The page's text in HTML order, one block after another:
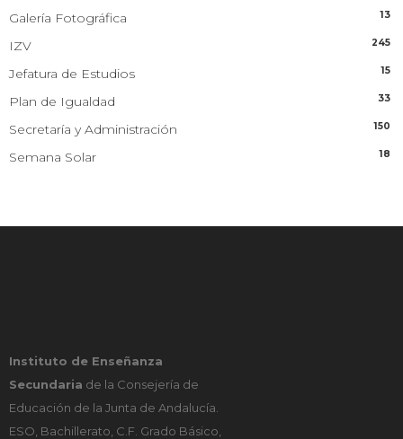
Galería Fotográfica 13
IZV 245
Jefatura de Estudios 15
Plan de Igualdad 33
Secretaría y Administración 150
Semana Solar 18
Instituto de Enseñanza
Secundaria de la Consejería de
Educación de la Junta de Andalucía.
ESO, Bachillerato, C.F. Grado Básico,